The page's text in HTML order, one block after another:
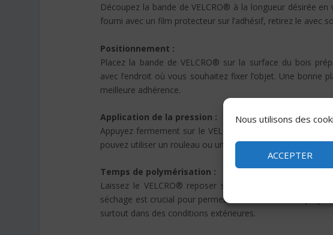
Nous utilisons des
ACCEPTER
Découpez la bande de VELCRO® à la longueur désirée
fourni avec un film protecteur sur l’adhésif, retirez le avec
Positionnement :
Placez la bande de VELCRO® sur la surface du bois
avec l’endroit où vous souhaitez fixer l’objet. Une bonne
meilleure adhérence.
Application de la pression :
Appuyez fermement sur le VELCRO® pour que l’adhésif
pouvez utiliser un rouleau ou un objet plat pour exercer
Temps de polymérisation :
Laissez le VELCRO® reposer sur le bois pendant au
séchage est crucial pour permettre à l’adhésif de se
surtout dans des conditions extérieures.